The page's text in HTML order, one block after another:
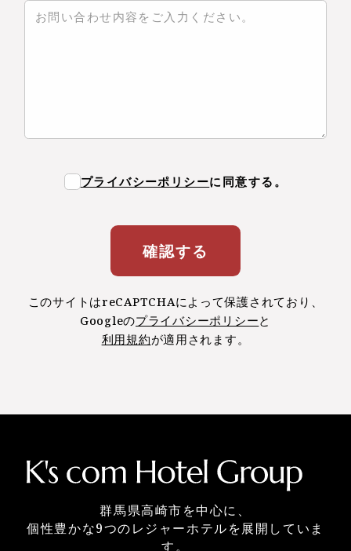
プライバシーポリシーに同意する。
確認する
このサイトはreCAPTCHAによって保護されており、
Googleのプライバシーポリシーと
利用規約が適用されます。
群馬県高崎市を中心に、
個性豊かな9つのレジャーホテルを展開していま
す。